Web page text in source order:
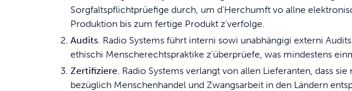
Trinkbrunnen und Futterautomaten
Alli Hund Produkte kaufe Zaunlos
Mobilität
Alles kaufen
Geniessen Sie
Sorgfaltspflichtprüefige durch, um d'Herchumft vo allne
Produktion bis zum fertige Produkt z'verfolge.
Audits. Radio Systems führt interni sowi unabhängigi externi
ethischi Menscherechtspraktike z'überprüefe, was mindestens
Zertifiziere. Radio Systems verlangt von allen Lieferanten, dass
bezüglich Menschenhandel und Zwangsarbeit in den Ländern